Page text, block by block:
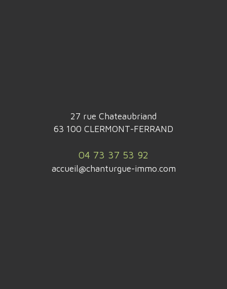
27 rue Chateaubriand
63 100 CLERMONT-FERRAND
04 73 37 53 92
accueil@chanturgue-immo.com